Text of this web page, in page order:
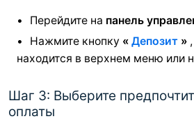
Перейдите на панель
Нажмите кнопку « Депозит »
находится в верхнем меню или
Шаг 3: Выберите
оплаты